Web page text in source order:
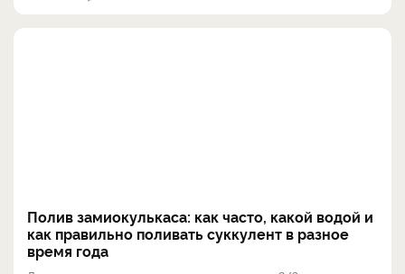
Полив замиокулькаса: как часто, какой водой и
как правильно поливать суккулент в разное
время года